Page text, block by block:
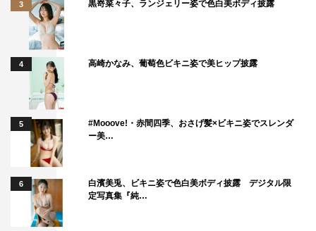
大倉孝二
満島真之介
3 黒嵜菜々子、ランジェリー姿で色白美ボディ披露
4 高崎かなみ、葡萄色ビキニ姿で美ヒップ披露
5
#Mooove!・赤間四季、おさげ髪×ビキニ姿でスレンダ
ー美…
6
白濱美兎、ビキニ姿で色白美ボディ披露 デジタル限
定写真集『純…